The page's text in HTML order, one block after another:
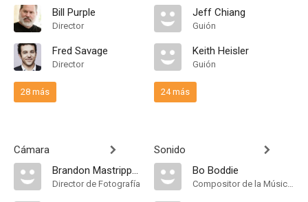
Bill Purple
Director
Fred Savage
Director
28 más
Cámara
Brandon Mastrippolito
Director de Fotografía
Jeff Chiang
Guión
Keith Heisler
Guión
24 más
Sonido
Bo Boddie
Compositor de la Música Original